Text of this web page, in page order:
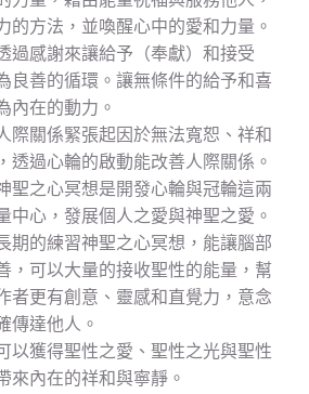
的方法，並喚醒心中的愛和力量。
過感謝來讓給予（奉獻）和接受
良善的循環。讓無條件的給予和喜
內在的動力。
際關係緊張起因於無法寬恕、祥和
透過心輪的啟動能改善人際關係。
聖之心冥想是開發心輪與冠輪這兩
中心，發展個人之愛與神聖之愛。
期的練習神聖之心冥想，能讓腦部
，可以大量的接收聖性的能量，幫
者更有創意、靈感和直覺力，意念
傳達他人。
以獲得聖性之愛、聖性之光與聖性
來內在的祥和與寧靜。